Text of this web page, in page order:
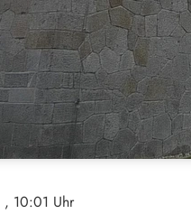
, 10:01 Uhr